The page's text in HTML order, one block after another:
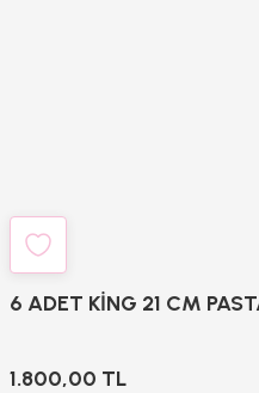
6 ADET KİNG 21 CM
1.800,00 TL